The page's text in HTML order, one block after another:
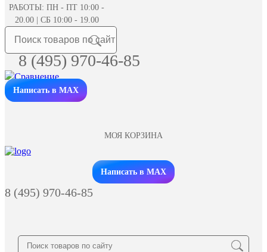
РАБОТЫ: ПН - ПТ 10:00 -
20.00 | СБ 10:00 - 19.00
8 (495) 970-46-85
Написать в MAX
МОЯ КОРЗИНА
Заказать звонок
Написать в MAX
8 (495) 970-46-85